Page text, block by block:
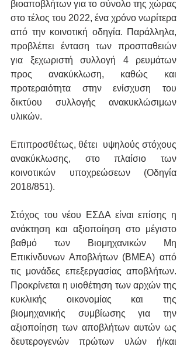
βιοαποβλήτων για το σύνολο της χώρας
στο τέλος του 2022, ένα χρόνο νωρίτερα
από την κοινοτική οδηγία. Παράλληλα,
προβλέπει ένταση των προσπαθειών
για ξεχωριστή συλλογή 4 ρευμάτων
προς ανακύκλωση, καθώς και
προτεραιότητα στην ενίσχυση του
δικτύου συλλογής ανακυκλώσιμων
υλικών.
Επιπροσθέτως, θέτει  υψηλούς στόχους
ανακύκλωσης, στο πλαίσιο των
κοινοτικών υποχρεώσεων (Οδηγία
2018/851).
Στόχος του νέου ΕΣΔΑ είναι επίσης η
ανάκτηση και αξιοποίηση στο μέγιστο
βαθμό των Βιομηχανικών Μη
Επικίνδυνων Αποβλήτων (ΒΜΕΑ) από
τις μονάδες επεξεργασίας αποβλήτων.
Προκρίνεται η υιοθέτηση των αρχών της
κυκλικής οικονομίας και της
βιομηχανικής συμβίωσης για την
αξιοποίηση των αποβλήτων αυτών ως
δευτερογενών πρώτων υλών ή/και